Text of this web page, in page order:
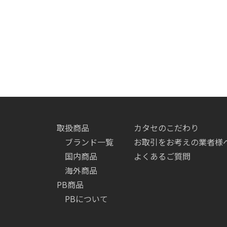
取扱商品
ブランド一覧
国内商品
海外商品
PB商品
PBについて
カタセのこだわり
お取引をお考えの業者様
よくあるご質問